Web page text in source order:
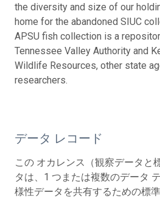
the diversity and size of our
home for the abandoned SIUC
APSU fish collection is a
Tennessee Valley Authority and
Wildlife Resources, other state
researchers.
データ レコード
この オカレンス（観察データと
タは、1 つまたは複数のデータ
様性データを共有するための標